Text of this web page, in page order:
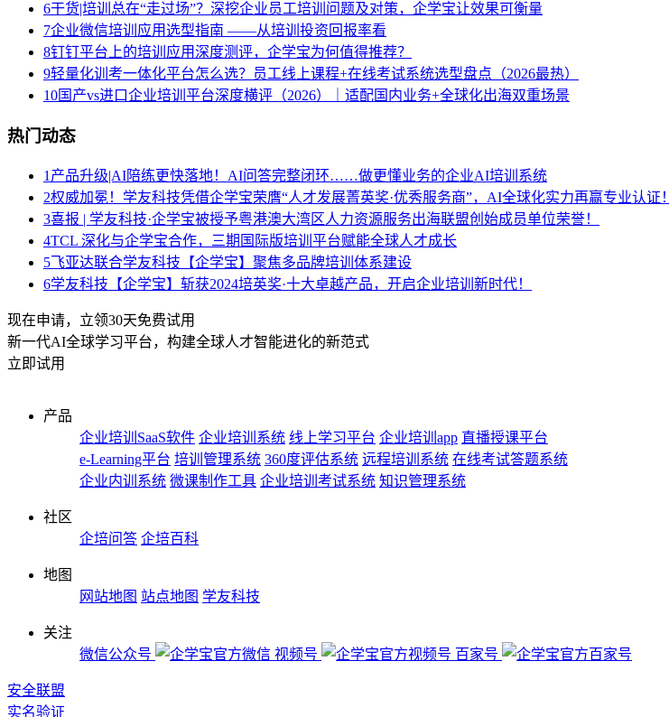
6干货|培训总在“走过场”？深挖企业员工培训问题及对策，企学宝让效果可衡量
7企业微信培训应用选型指南 ——从培训投资回报率看
8钉钉平台上的培训应用深度测评，企学宝为何值得推荐？
9轻量化训考一体化平台怎么选？员工线上课程+在线考试系统选型盘点（2026最热）
10国产vs进口企业培训平台深度横评（2026）｜适配国内业务+全球化出海双重场景
热门动态
1 产品升级|AI陪练更快落地！AI问答完整闭环……做更懂业务的企业AI培训系统
2权威加冕！学友科技凭借企学宝荣膺“人才发展菁英奖·优秀服务商”，AI全球化实力再赢专业认证！
3喜报 | 学友科技·企学宝被授予粤港澳大湾区人力资源服务出海联盟创始成员单位荣誉！
4TCL 深化与企学宝合作，三期国际版培训平台赋能全球人才成长
5飞亚达联合学友科技【企学宝】聚焦多品牌培训体系建设
6学友科技【企学宝】斩获2024培英奖·十大卓越产品，开启企业培训新时代！
现在申请，立领30天免费试用
新一代AI全球学习平台，构建全球人才智能进化的新范式
立即试用
产品
企业培训SaaS软件 企业培训系统 线上学习平台 企业培训app 直播授课平台
e-Learning平台 培训管理系统 360度评估系统 远程培训系统 在线考试答题系统
企业内训系统 微课制作工具 企业培训考试系统 知识管理系统
社区
企培问答 企培百科
地图
网站地图 站点地图 学友科技
关注
微信公众号
视频号 百家号
安全联盟
实名验证